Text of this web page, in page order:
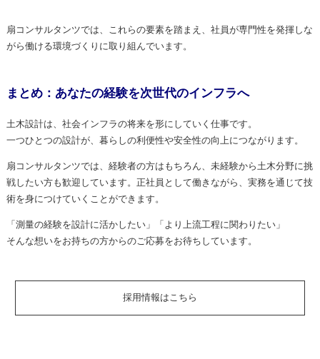
扇コンサルタンツでは、これらの要素を踏まえ、社員が専門性を発揮しな
がら働ける環境づくりに取り組んでいます。
まとめ：あなたの経験を次世代のインフラへ
土木設計は、社会インフラの将来を形にしていく仕事です。
一つひとつの設計が、暮らしの利便性や安全性の向上につながります。
扇コンサルタンツでは、経験者の方はもちろん、未経験から土木分野に挑
戦したい方も歓迎しています。正社員として働きながら、実務を通じて技
術を身につけていくことができます。
「測量の経験を設計に活かしたい」「より上流工程に関わりたい」
そんな想いをお持ちの方からのご応募をお待ちしています。
採用情報はこちら